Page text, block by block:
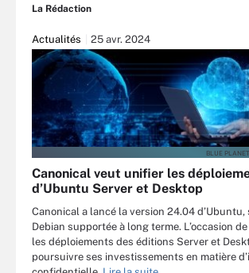
La Rédaction
Actualités 25 avr. 2024
BLUE
Canonical veut unifier les
d’Ubuntu Server et Desktop
Canonical a lancé la version 24.04
Debian supportée à long terme. L’occasion
les déploiements des éditions Server et
poursuivre ses investissements en matière